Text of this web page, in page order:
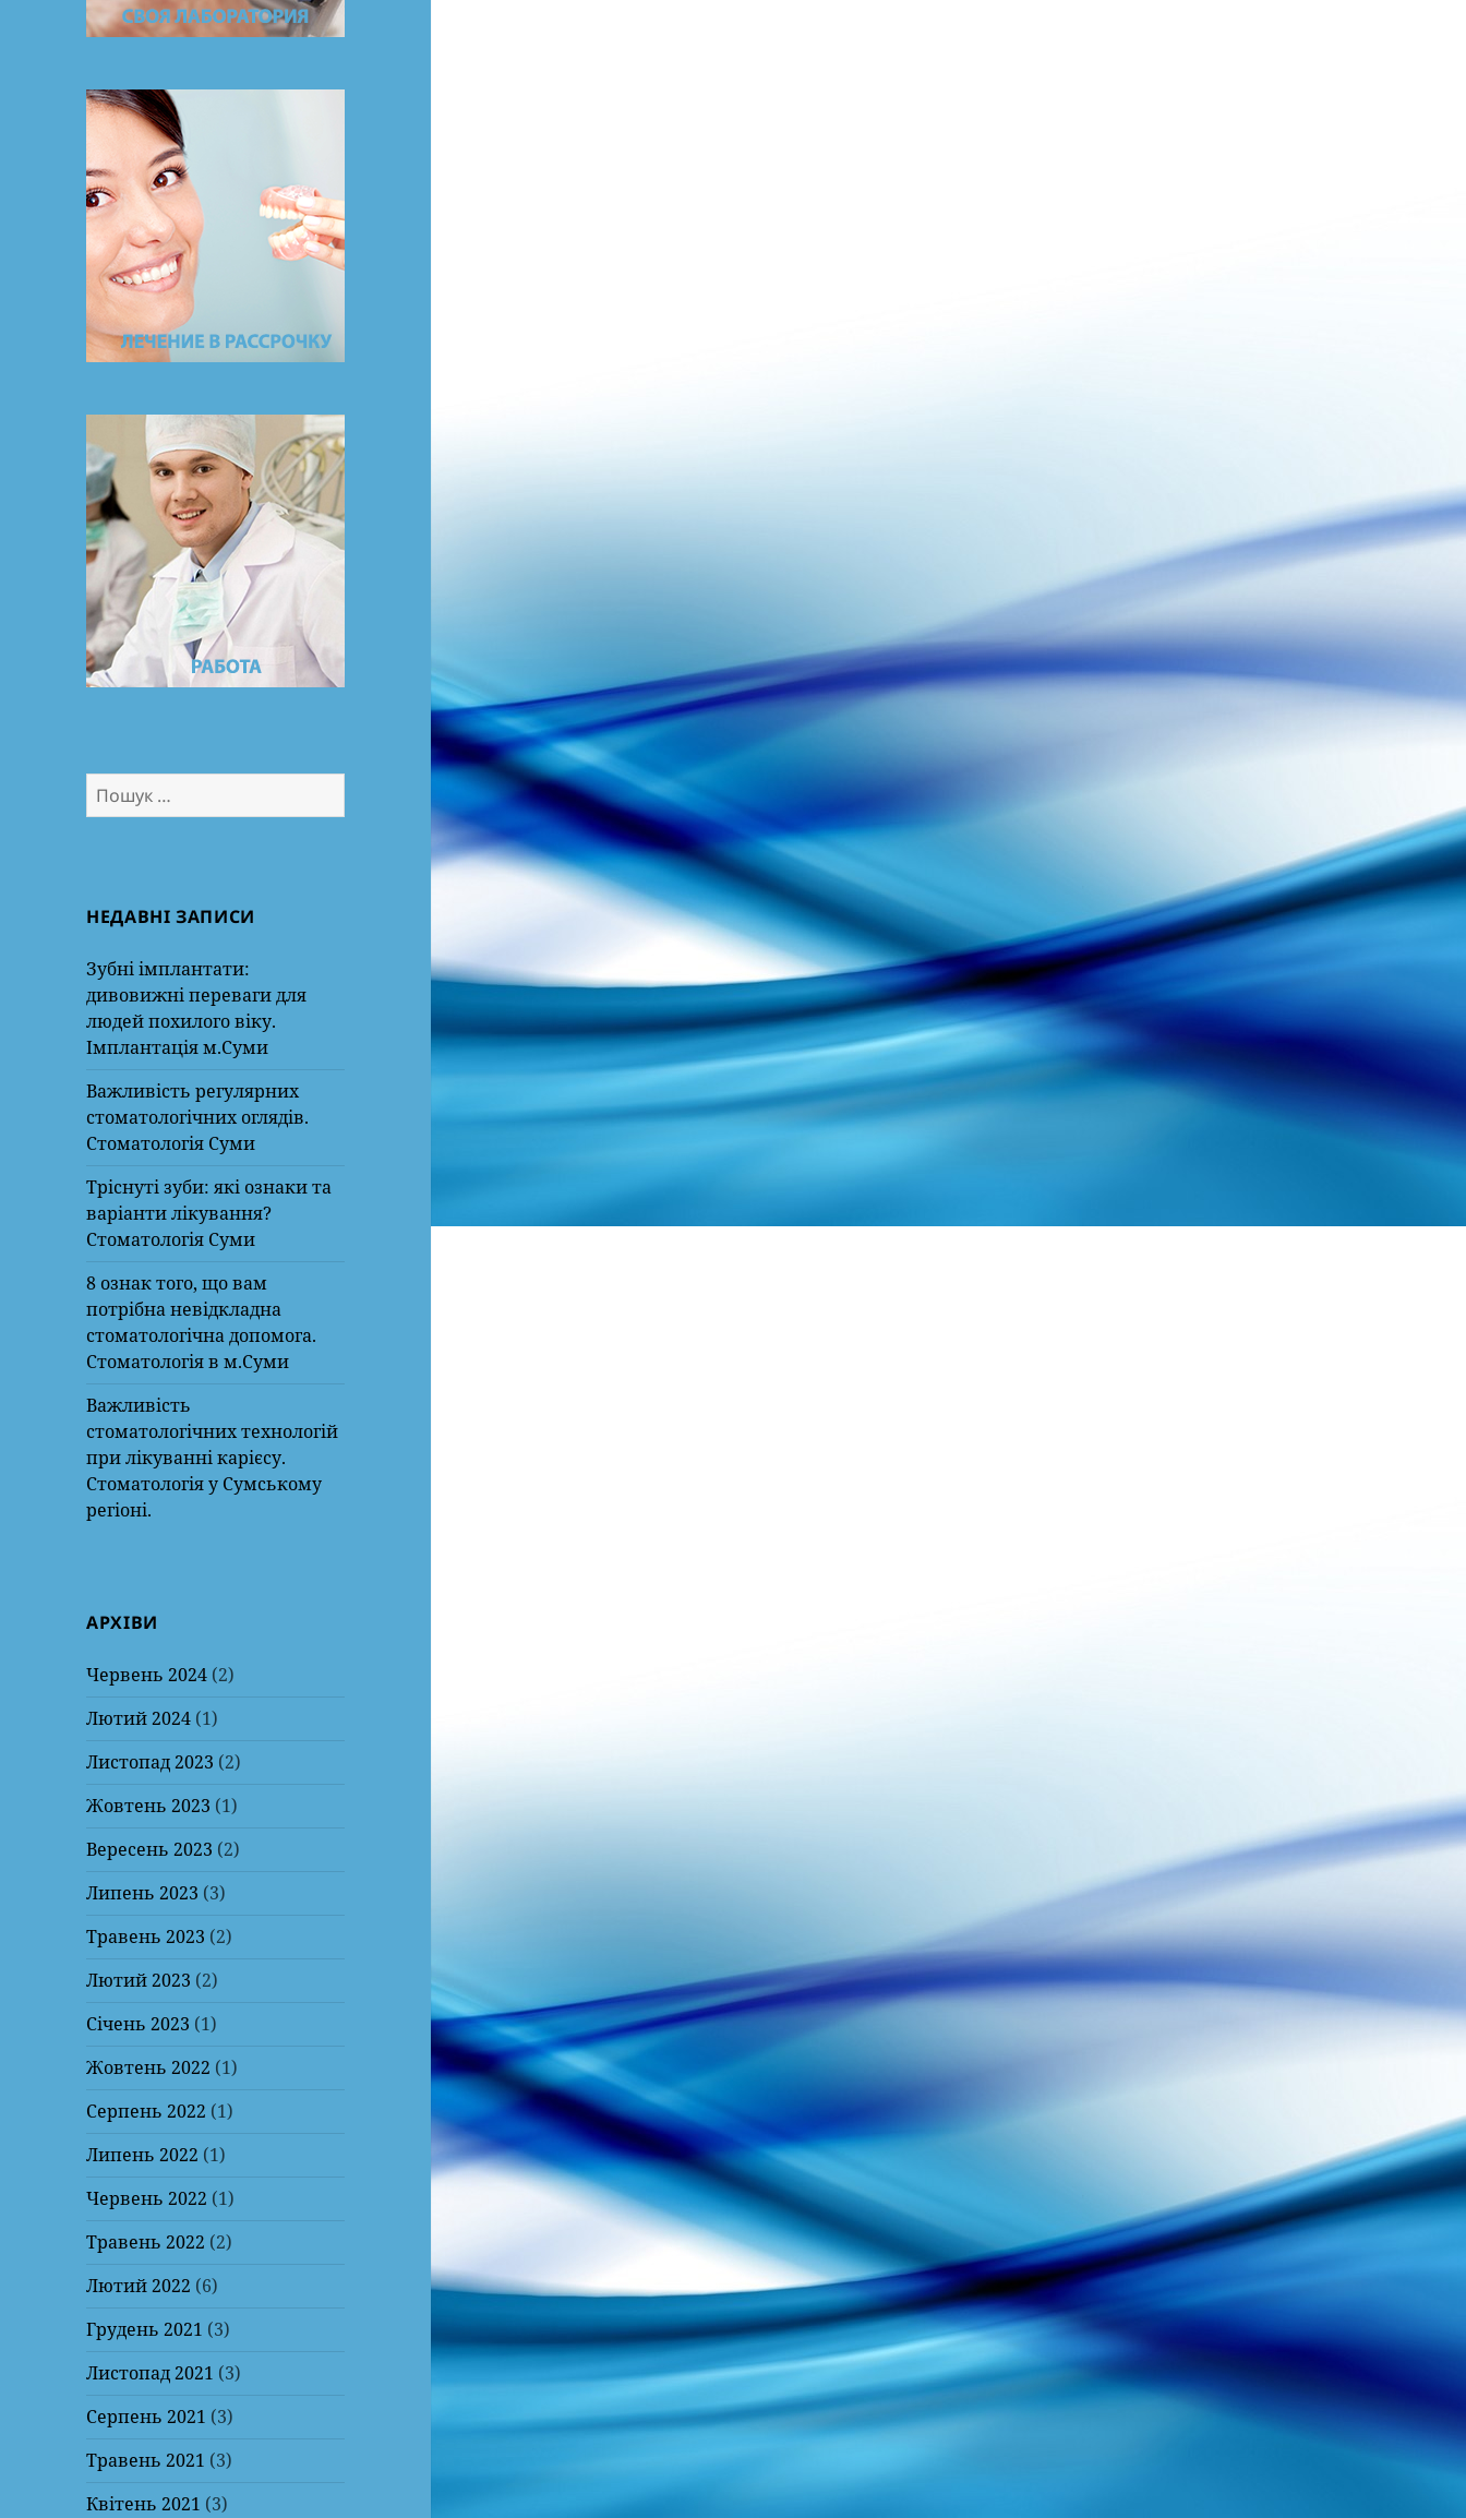
Пошук:
НЕДАВНІ ЗАПИСИ
Зубні імплантати:
дивовижні переваги для
людей похилого віку.
Імплантація м.Суми
Важливість регулярних
стоматологічних оглядів.
Стоматологія Суми
Тріснуті зуби: які ознаки та
варіанти лікування?
Стоматологія Суми
8 ознак того, що вам
потрібна невідкладна
стоматологічна допомога.
Стоматологія в м.Суми
Важливість
стоматологічних технологій
при лікуванні карієсу.
Стоматологія у Сумському
регіоні.
АРХІВИ
Червень 2024 (2)
Лютий 2024 (1)
Листопад 2023 (2)
Жовтень 2023 (1)
Вересень 2023 (2)
Липень 2023 (3)
Травень 2023 (2)
Лютий 2023 (2)
Січень 2023 (1)
Жовтень 2022 (1)
Серпень 2022 (1)
Липень 2022 (1)
Червень 2022 (1)
Травень 2022 (2)
Лютий 2022 (6)
Грудень 2021 (3)
Листопад 2021 (3)
Серпень 2021 (3)
Травень 2021 (3)
Квітень 2021 (3)